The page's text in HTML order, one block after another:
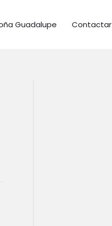
Guadalupe Contactar